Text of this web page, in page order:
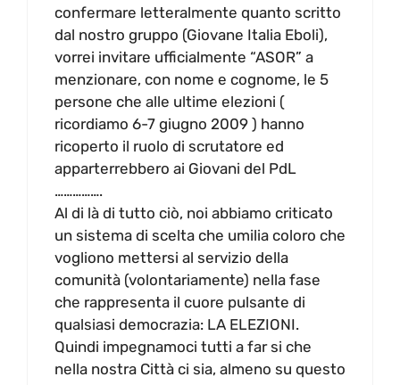
confermare letteralmente quanto scritto
dal nostro gruppo (Giovane Italia Eboli),
vorrei invitare ufficialmente “ASOR” a
menzionare, con nome e cognome, le 5
persone che alle ultime elezioni (
ricordiamo 6-7 giugno 2009 ) hanno
ricoperto il ruolo di scrutatore ed
apparterrebbero ai Giovani del PdL
…………….
Al di là di tutto ciò, noi abbiamo criticato
un sistema di scelta che umilia coloro che
vogliono mettersi al servizio della
comunità (volontariamente) nella fase
che rappresenta il cuore pulsante di
qualsiasi democrazia: LA ELEZIONI.
Quindi impegnamoci tutti a far si che
nella nostra Città ci sia, almeno su questo